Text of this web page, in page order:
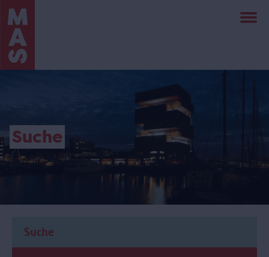
Direkt
zum
Inhalt
Suche